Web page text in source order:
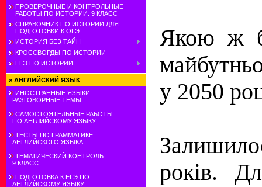
ПРОВЕРОЧНЫЕ И КОНТРОЛЬНЫЕ
РАБОТЫ ПО ИСТОРИИ. 9 КЛАСС
СПРАВОЧНИК ПО ИСТОРИИ ДЛЯ
ПОДГОТОВКИ К ОГЭ
ИСТОРИЯ БЕЗ ТАЙН
КРОССВОРДЫ ПО ИСТОРИИ
ЕГЭ ПО ИСТОРИИ
» АНГЛИЙСКИЙ ЯЗЫК
ИНОСТРАННЫЕ ЯЗЫКИ.
РАЗГОВОРНЫЕ ТЕМЫ
САМОСТОЯТЕЛЬНЫЕ РАБОТЫ
ПО АНГЛИЙСКОМУ ЯЗЫКУ
ТЕСТЫ ПО ГРАММАТИКЕ
АНГЛИЙСКОГО ЯЗЫКА
ТЕМАТИЧЕСКИЙ КОНТРОЛЬ.
9 КЛАСС
ПОДГОТОВКА К ЕГЭ ПО
АНГЛИЙСКОМУ ЯЗЫКУ
Якою ж
у 2050
років.